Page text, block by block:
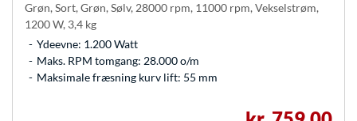
Grøn, Sort, Grøn, Sølv, 28000 rpm, 11000 rpm, Vekselstrøm,
1200 W, 3,4 kg
Ydeevne: 1.200 Watt
Maks. RPM tomgang: 28.000 o/m
Maksimale fræsning kurv lift: 55 mm